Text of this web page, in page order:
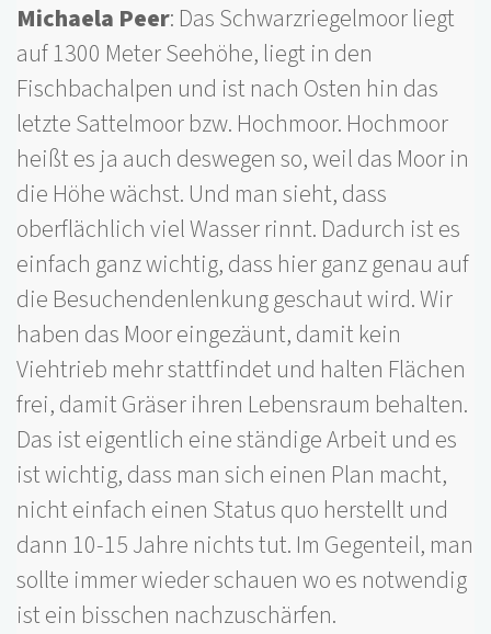
Michaela Peer: Das Schwarzriegelmoor liegt
auf 1300 Meter Seehöhe, liegt in den
Fischbachalpen und ist nach Osten hin das
letzte Sattelmoor bzw. Hochmoor. Hochmoor
heißt es ja auch deswegen so, weil das Moor in
die Höhe wächst. Und man sieht, dass
oberflächlich viel Wasser rinnt. Dadurch ist es
einfach ganz wichtig, dass hier ganz genau auf
die Besuchendenlenkung geschaut wird. Wir
haben das Moor eingezäunt, damit kein
Viehtrieb mehr stattfindet und halten Flächen
frei, damit Gräser ihren Lebensraum behalten.
Das ist eigentlich eine ständige Arbeit und es
ist wichtig, dass man sich einen Plan macht,
nicht einfach einen Status quo herstellt und
dann 10-15 Jahre nichts tut. Im Gegenteil, man
sollte immer wieder schauen wo es notwendig
ist ein bisschen nachzuschärfen.